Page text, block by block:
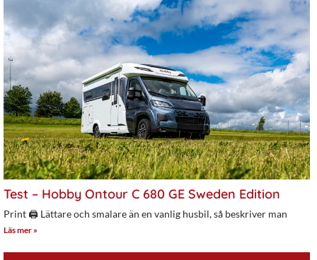
Test – Hobby Ontour C 680 GE Sweden Edition
Print 🖨 Lättare och smalare än en vanlig husbil, så beskriver man
Läs mer »